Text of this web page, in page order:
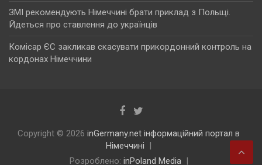
ЗМІ рекомендують Німеччині брати приклад з Польщі.
Йдеться про ставлення до українців
Комісар ЄС закликав скасувати прикордонний контроль на
кордонах Німеччини
Copyright © 2026 inGermany.net інформаційний портал в
Німеччині
Розроблено: inPoland Media